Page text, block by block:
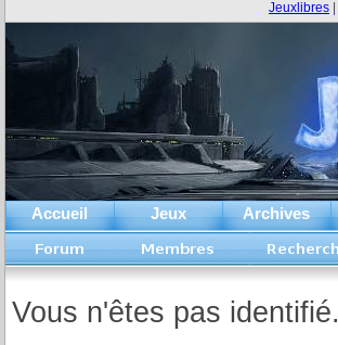
Accueil Jeux Archives
Jeuxlibres
Vous n'êtes pas identifié.